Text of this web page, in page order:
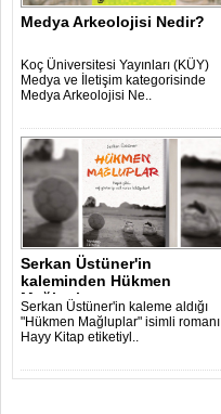
Medya Arkeolojisi Nedir?
Koç Üniversitesi Yayınları (KÜY)
Medya ve İletişim kategorisinde
Medya Arkeolojisi Ne..
Serkan Üstüner'in
kaleminden Hükmen
Mağluplar
Serkan Üstüner'in kaleme aldığı
"Hükmen Mağluplar" isimli romanı
Hayy Kitap etiketiyl..